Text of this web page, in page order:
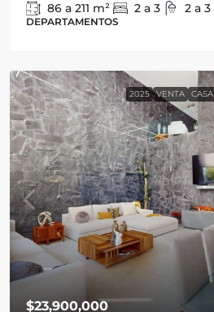
86 a 211 m² 2 a 3 2 a 3
DEPARTAMENTOS
2025 VENTA CASA
$23,900,000